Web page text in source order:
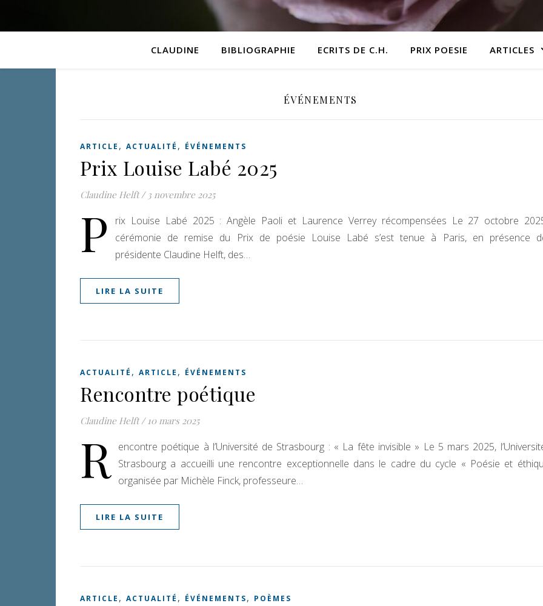
CLAUDINE BIBLIOGRAPHIE ECRITS DE C.H. PRIX POESIE ARTICLES
ÉVÉNEMENTS
ARTICLE , ACTUALITÉ , ÉVÉNEMENTS
Prix Louise Labé 2025
Claudine Helft / 3 novembre 2025
P
rix Louise Labé 2025 : Angèle Paoli et Laurence Verrey récompensées Le 27 octobre
cérémonie de remise du Prix de poésie Louise Labé s’est tenue à Paris, en présence
présidente Claudine Helft, des…
LIRE LA SUITE
ACTUALITÉ , ARTICLE , ÉVÉNEMENTS
Rencontre poétique
Claudine Helft / 10 mars 2025
R encontre poétique à l’Université de Strasbourg : « La fête invisible » Le 5 mars 2025,
Strasbourg a accueilli une rencontre exceptionnelle dans le cadre du cycle « Poésie et
organisée par Michèle Finck, professeure…
LIRE LA SUITE
ARTICLE , ACTUALITÉ , ÉVÉNEMENTS, POÈMES